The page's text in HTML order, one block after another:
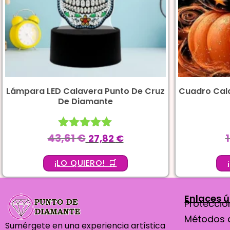
Lámpara LED Calavera Punto De Cruz
De Diamante
Valorado
5.00
de 5
43,61€ 27,82 €
¡LO QUIERO! 🛒
Cuadro
Sumérgete en una experiencia artística
Enlaces
Métodos